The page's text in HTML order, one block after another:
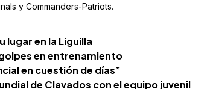
y Commanders-Patriots.
lugar en la Liguilla
en entrenamiento
en cuestión de días”
de Clavados con el equipo juvenil